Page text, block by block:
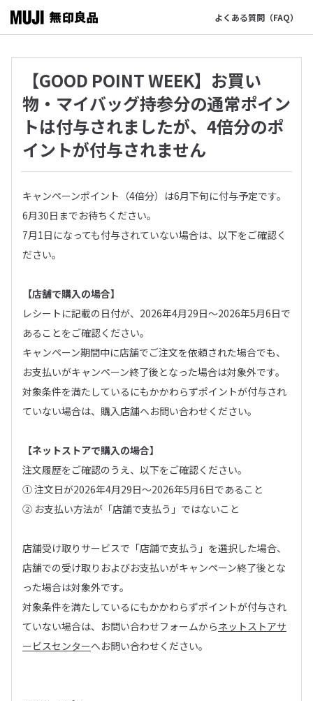
よくある質問（FAQ）
【GOOD POINT WEEK】お買い
物・マイバッグ持参分の通常ポイン
トは付与されましたが、4倍分のポ
イントが付与されません
キャンペーンポイント（4倍分）は6月下旬に付与予定です。
6月30日までお待ちください。
7月1日になっても付与されていない場合は、以下をご確認く
ださい。
【店舗で購入の場合】
レシートに記載の日付が、2026年4月29日～2026年5月6日で
あることをご確認ください。
キャンペーン期間中に店舗でご注文を依頼された場合でも、
お支払いがキャンペーン終了後となった場合は対象外です。
対象条件を満たしているにもかかわらずポイントが付与され
ていない場合は、購入店舗へお問い合わせください。
【ネットストアで購入の場合】
注文履歴をご確認のうえ、以下をご確認ください。
① 注文日が2026年4月29日～2026年5月6日であること
② お支払い方法が「店舗で支払う」ではないこと
店舗受け取りサービスで「店舗で支払う」を選択した場合、
店舗での受け取りおよびお支払いがキャンペーン終了後とな
った場合は対象外です。
対象条件を満たしているにもかかわらずポイントが付与され
ていない場合は、お問い合わせフォームからネットストアサ
ービスセンターへお問い合わせください。